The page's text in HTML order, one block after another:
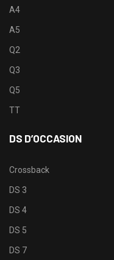
A4
A5
Q2
Q3
Q5
TT
DS D’OCCASION
Crossback
DS 3
DS 4
DS 5
DS 7